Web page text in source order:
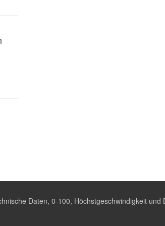
Daten, 0-100, Höchstgeschwindigkeit